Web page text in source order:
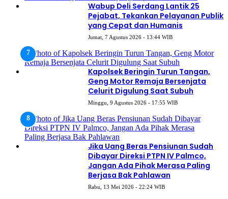
Wabup Deli Serdang Lantik 25
Pejabat, Tekankan Pelayanan Publik
yang Cepat dan Humanis
Jumat, 7 Agustus 2026 - 13:44 WIB
Kapolsek Beringin Turun Tangan,
Geng Motor Remaja Bersenjata
Celurit Digulung Saat Subuh
Minggu, 9 Agustus 2026 - 17:55 WIB
Jika Uang Beras Pensiunan Sudah
Dibayar Direksi PTPN IV Palmco,
Jangan Ada Pihak Merasa Paling
Berjasa Bak Pahlawan
Rabu, 13 Mei 2026 - 22:24 WIB